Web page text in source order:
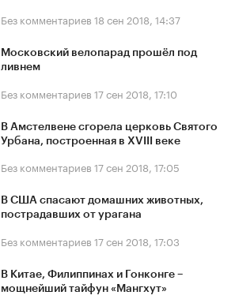
Без комментариев 18 сен 2018, 14:37
Московский велопарад прошёл под
ливнем
Без комментариев 17 сен 2018, 17:10
В Амстелвене сгорела церковь Святого
Урбана, построенная в XVIII веке
Без комментариев 17 сен 2018, 17:05
В США спасают домашних животных,
пострадавших от урагана
Без комментариев 17 сен 2018, 17:03
В Китае, Филиппинах и Гонконге –
мощнейший тайфун «Мангхут»